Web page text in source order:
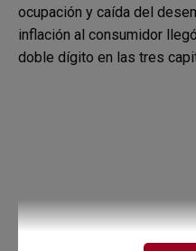
ocupación y caída del
inflación al consumidor
doble dígito en las tres